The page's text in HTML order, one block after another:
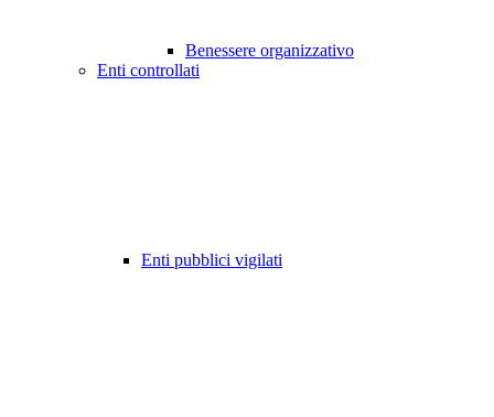
Benessere organizzativo
Enti controllati
Enti pubblici vigilati